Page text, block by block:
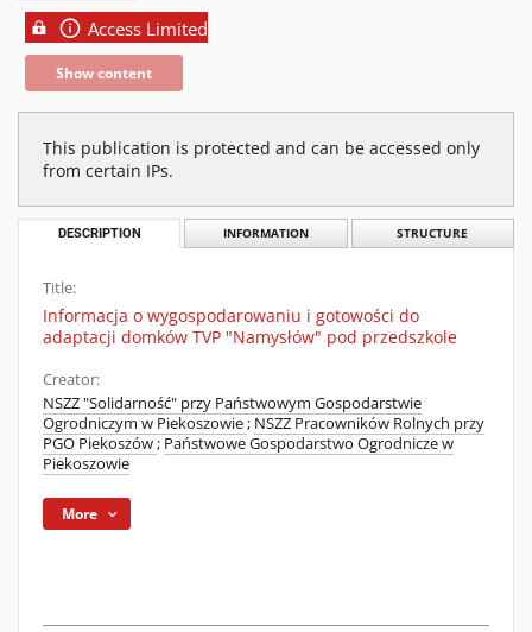
Access Limited
Show content
This publication is protected and can be accessed only
from certain IPs.
DESCRIPTION INFORMATION STRUCTURE
Title:
Informacja o wygospodarowaniu i gotowości do
adaptacji domków TVP "Namysłów" pod przedszkole
Creator:
NSZZ "Solidarność" przy Państwowym Gospodarstwie
Ogrodniczym w Piekoszowie; NSZZ Pracowników Rolnych przy
PGO Piekoszów; Państwowe Gospodarstwo Ogrodnicze w
Piekoszowie
More